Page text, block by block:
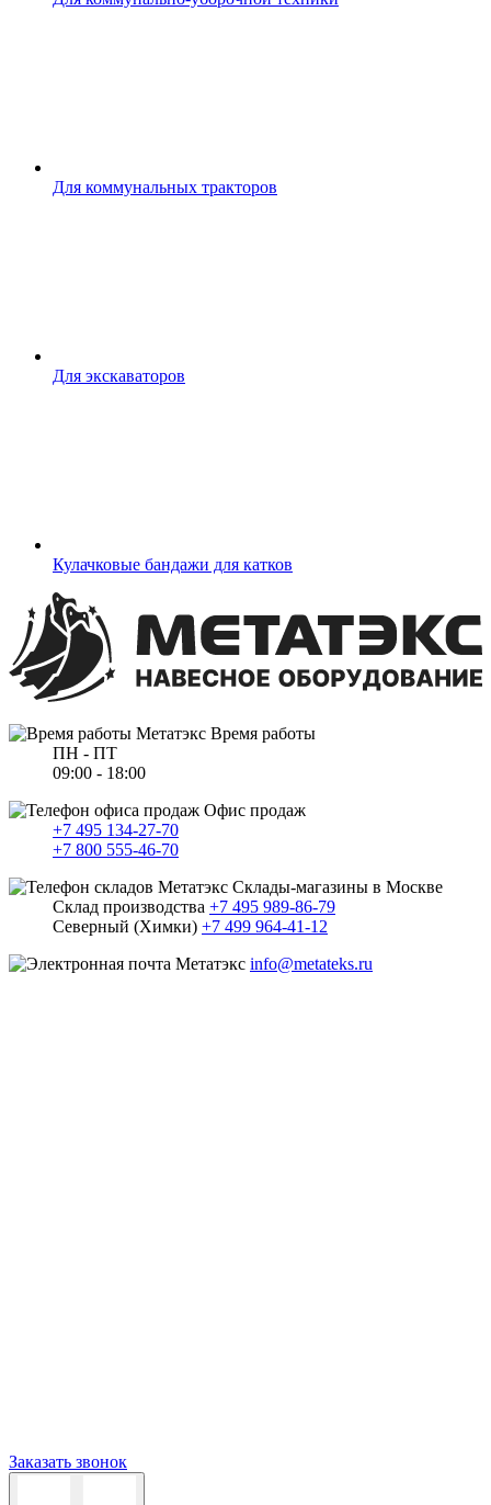
Для коммунальных тракторов
Для экскаваторов
Кулачковые бандажи для катков
Время работы
ПН - ПТ
09:00 - 18:00
Офис продаж
+7 495 134-27-70
+7 800 555-46-70
Склады-магазины в Москве
Склад производства +7 495 989-86-79
Северный (Химки) +7 499 964-41-12
info@metateks.ru
Заказать звонок